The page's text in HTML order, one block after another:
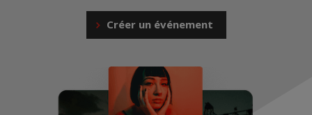
Créer un événement